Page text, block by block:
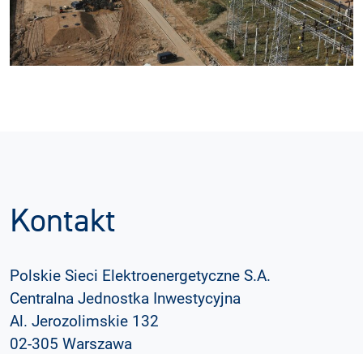
Kontakt
Polskie Sieci Elektroenergetyczne S.A.
Centralna Jednostka Inwestycyjna
Al. Jerozolimskie 132
02-305 Warszawa